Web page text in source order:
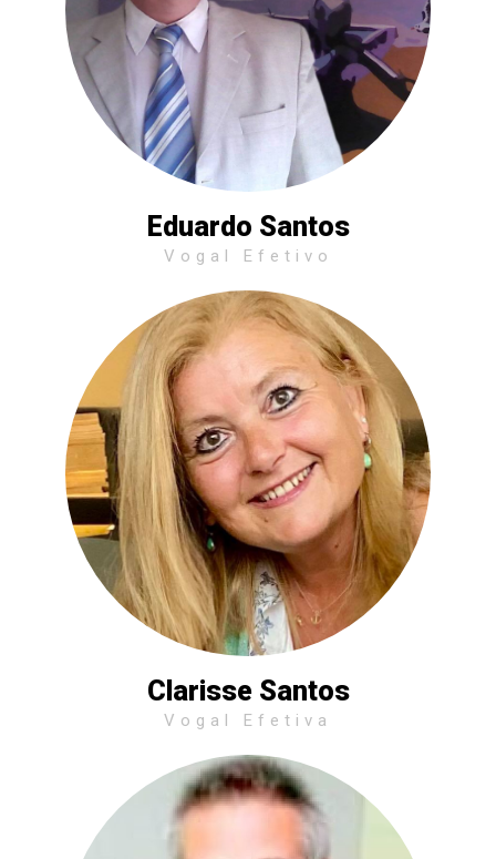
Eduardo Santos
Vogal Efetivo
Clarisse Santos
Vogal Efetiva